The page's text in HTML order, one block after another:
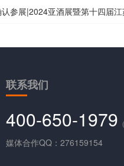
参展|2024亚酒展暨第十四届
联系我们
400-650-1979
媒体合作QQ：276159154